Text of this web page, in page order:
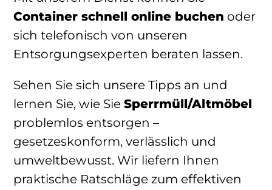
Container schnell online buchen oder
sich telefonisch von unseren
Entsorgungsexperten beraten lassen.
Sehen Sie sich unsere Tipps an und
lernen Sie, wie Sie Sperrmüll/Altmöbel
problemlos entsorgen –
gesetzeskonform, verlässlich und
umweltbewusst. Wir liefern Ihnen
praktische Ratschläge zum effektiven